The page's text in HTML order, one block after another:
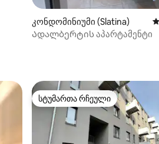
კონდომინიუმი (Slatina)
Ადალბერტის აპარტამენტი
სტუმართა რჩეული
სტუმართა რჩეული